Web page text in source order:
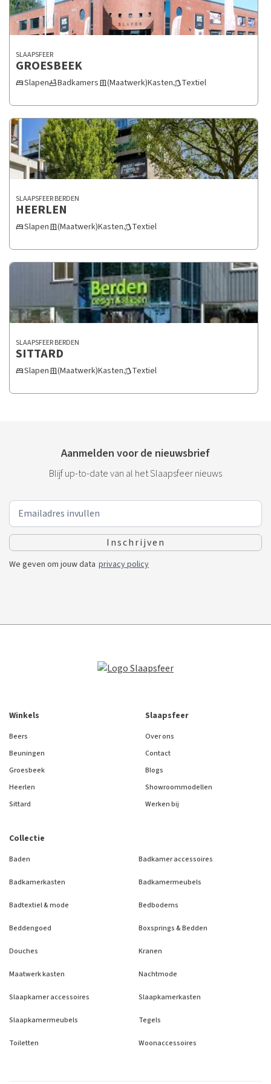
SLAAPSFEER
GROESBEEK
bedSlapenbathtubBadkamersdoor_sliding(Maatwerk)KastenstyleTextiel
SLAAPSFEER BERDEN
HEERLEN
bedSlapendoor_sliding(Maatwerk)KastenstyleTextiel
SLAAPSFEER BERDEN
SITTARD
bedSlapendoor_sliding(Maatwerk)KastenstyleTextiel
Aanmelden voor de nieuwsbrief
Blijf up-to-date van al het Slaapsfeer nieuws
We geven om jouw data privacy policy
Collectie
Baden Badkamer accessoires
Badkamerkasten Badkamermeubels
Badtextiel & mode Bedbodems
Beddengoed Boxsprings & Bedden
Douches Kranen
Maatwerk kasten Nachtmode
Slaapkamer accessoires Slaapkamerkasten
Slaapkamermeubels Tegels
Toiletten Woonaccessoires
Winkels
Beers
Beuningen
Groesbeek
Heerlen
Sittard
Slaapsfeer
Over ons
Contact
Blogs
Showroommodellen
Werken bij